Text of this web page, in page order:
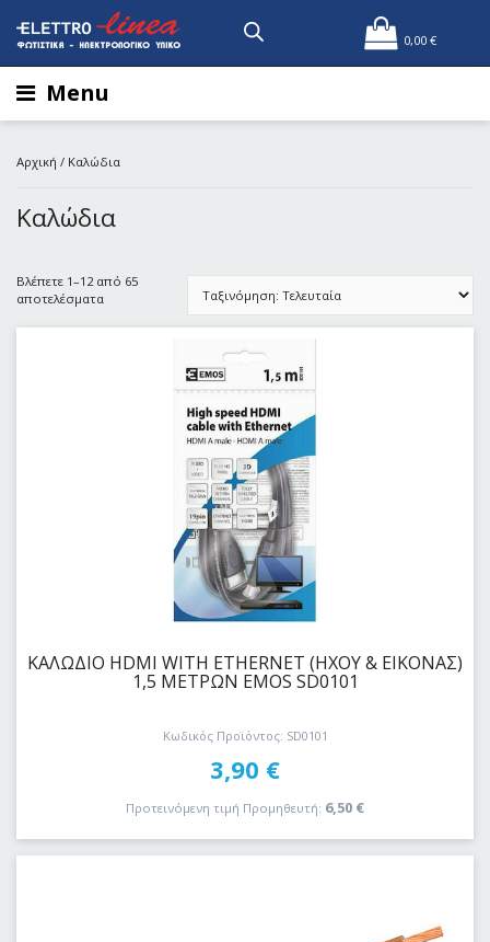
0,00 €
Menu
Αρχική / Καλώδια
Καλώδια
Βλέπετε 1–12 από 65
αποτελέσματα
ΚΑΛΩΔΙΟ HDMI WITH ETHERNET (ΗΧΟΥ & ΕΙΚΟΝΑΣ)
1,5 ΜΕΤΡΩΝ EMOS SD0101
Κωδικός Προϊόντος: SD0101
3,90 €
Προτεινόμενη τιμή Προμηθευτή: 6,50 €